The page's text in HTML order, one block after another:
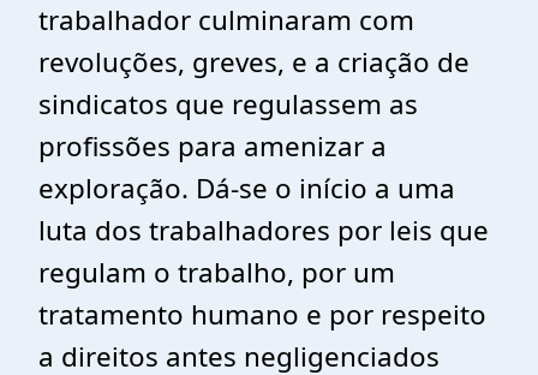
trabalhador culminaram com
revoluções, greves, e a criação de
sindicatos que regulassem as
profissões para amenizar a
exploração. Dá-se o início a uma
luta dos trabalhadores por leis que
regulam o trabalho, por um
tratamento humano e por respeito
a direitos antes negligenciados